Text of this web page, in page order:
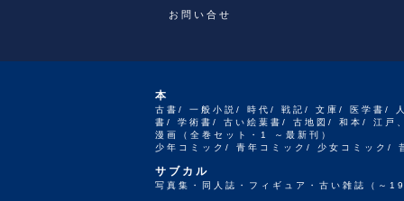
お問い合せ
本
古書/ 一般小説/ 時代/ 戦記/ 文庫/ 医学書/
書/ 学術書/ 古い絵葉書/ 古地図/ 和本/ 江戸
漫画（全巻セット・1 ～最新刊）
少年コミック/ 青年コミック/ 少女コミック/
サブカル
写真集・同人誌・フィギュア・古い雑誌（～